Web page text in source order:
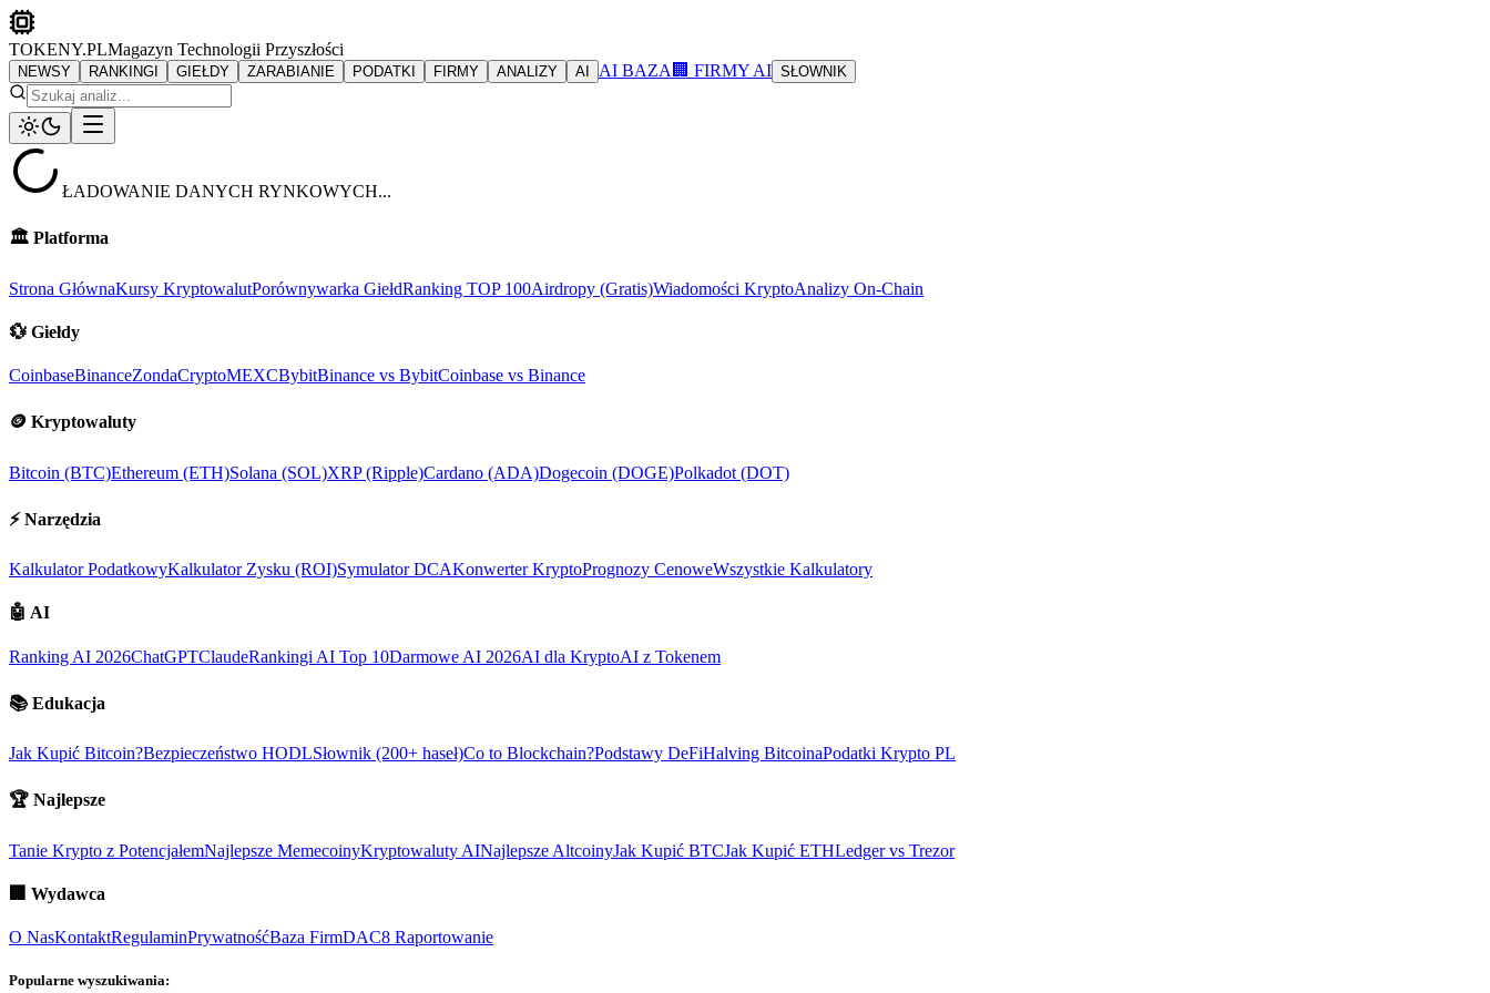
TOKENY.PLMagazyn Technologii Przyszłości
NEWSY RANKINGI GIEŁDY ZARABIANIE PODATKI FIRMY ANALIZY AI AI BAZA 🏢 FIRMY AI SŁOWNIK
ŁADOWANIE DANYCH RYNKOWYCH...
🏛️ Platforma
Strona GłównaKursy KryptowalutPorównywarka GiełdRanking TOP 100Airdropy (Gratis)Wiadomości KryptoAnalizy On-Chain
💱 Giełdy
CoinbaseBinanceZondaCryptoMEXCBybitBinance vs BybitCoinbase vs Binance
🪙 Kryptowaluty
Bitcoin (BTC)Ethereum (ETH)Solana (SOL)XRP (Ripple)Cardano (ADA)Dogecoin (DOGE)Polkadot (DOT)
⚡ Narzędzia
Kalkulator PodatkowyKalkulator Zysku (ROI)Symulator DCAKonwerter KryptoPrognozy CenoweWszystkie Kalkulatory
🤖 AI
Ranking AI 2026ChatGPTClaudeRankingi AI Top 10Darmowe AI 2026AI dla KryptoAI z Tokenem
📚 Edukacja
Jak Kupić Bitcoin?Bezpieczeństwo HODLSłownik (200+ haseł)Co to Blockchain?Podstawy DeFiHalving BitcoinaPodatki Krypto PL
🏆 Najlepsze
Tanie Krypto z PotencjałemNajlepsze MemecoinyKryptowaluty AINajlepsze AltcoinyJak Kupić BTCJak Kupić ETHLedger vs Trezor
🏢 Wydawca
O NasKontaktRegulaminPrywatnośćBaza FirmDAC8 Raportowanie
Popularne wyszukiwania: